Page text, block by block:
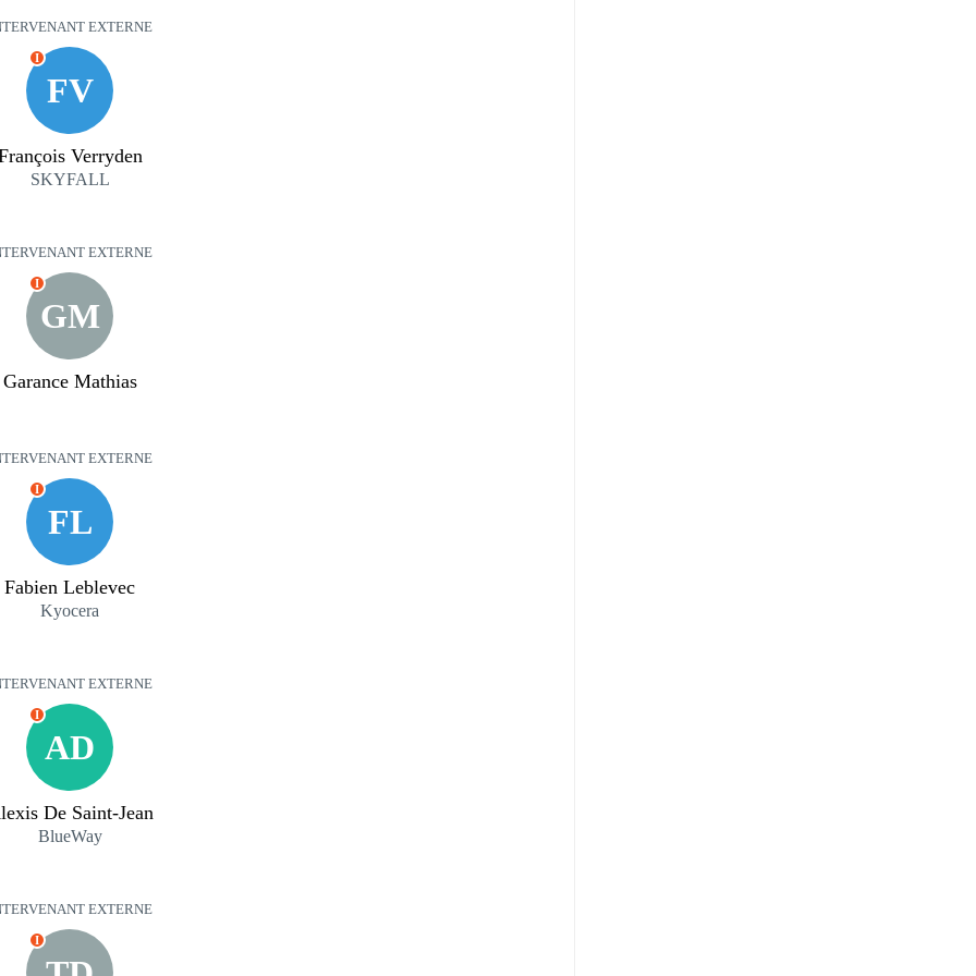
EXTERNE
FV
I
Verryden
SKYFALL
EXTERNE
GM
I
Garance Mathias
EXTERNE
FL
I
Fabien Leblevec
Kyocera
EXTERNE
AD
I
De Saint-Jean
BlueWay
EXTERNE
I